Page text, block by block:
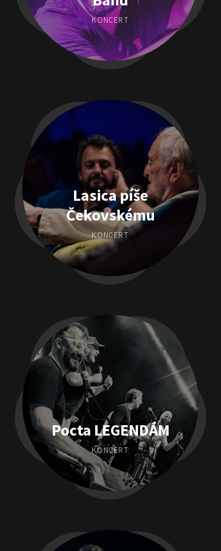
KONCERT
Lasica píše
Čekovskému
KONCERT
Pocta LEGENDÁM
KONCERT